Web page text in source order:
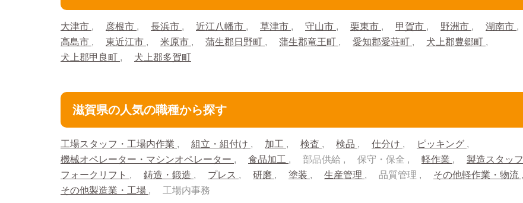
大津市 彦根市 長浜市 近江八幡市 草津市 守山市 栗東市 甲賀市 野洲市
湖南市
高島市
東近江市 米原市 蒲生郡日野町 蒲生郡竜王町 愛知郡愛荘町
犬上郡豊郷町
犬上郡甲良町
犬上郡多賀町
滋賀県の人気の職種から探す
工場スタッフ・工場内作業 組立・組付け 加工 検査 検品 仕分け
ピッキング
機械オペレーター・マシンオペレーター
食品加工 部品供給 保守・保全 軽作業
製造スタッフ
フォークリフト
鋳造・鍛造 プレス 研磨 塗装 生産管理 品質管理
その他軽作業・物流
その他製造業・工場
工場内事務